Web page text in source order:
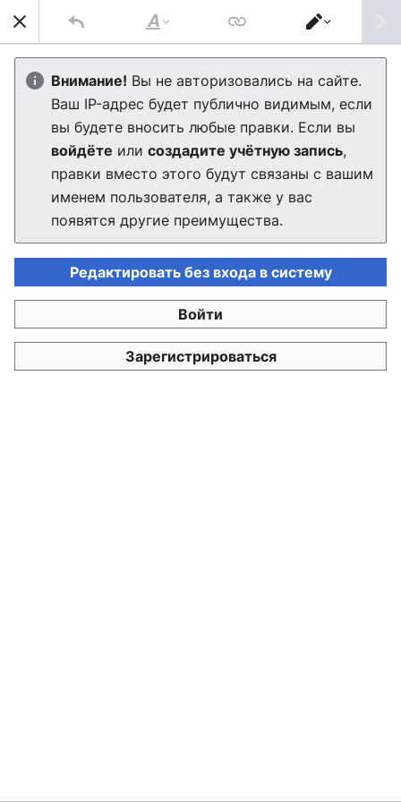
Муроморский трамвай
Редактор скоро загрузится. Если через несколько
секунд вы будете по-прежнему видеть это
сообщение, пожалуйста,обновите страницу .
Политика конфиденциальности Настольная версия
Стиль
текста
Переключить
редактор
Внимание! Вы не авторизовались на сайте.
Ваш IP-адрес будет публично видимым, если
вы будете вносить любые правки. Если вы
войдёте или создадите учётную запись,
правки вместо этого будут связаны с вашим
именем пользователя, а также у вас
появятся другие преимущества.
Редактировать без входа в систему
Войти
Зарегистрироваться